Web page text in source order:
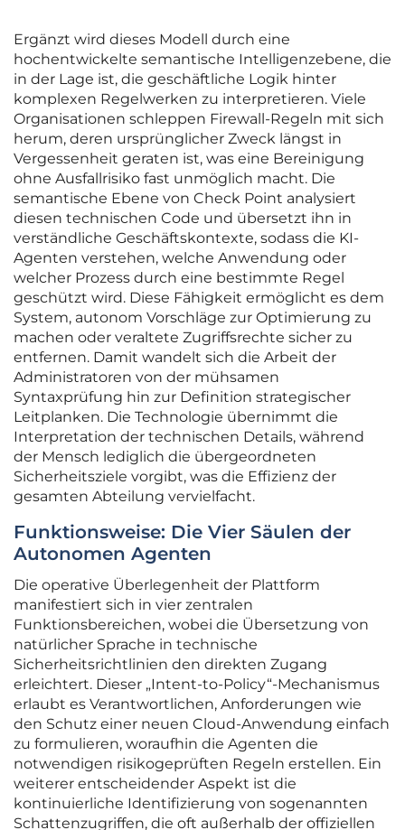
Ergänzt wird dieses Modell durch eine
hochentwickelte semantische Intelligenzebene, die
in der Lage ist, die geschäftliche Logik hinter
komplexen Regelwerken zu interpretieren. Viele
Organisationen schleppen Firewall-Regeln mit sich
herum, deren ursprünglicher Zweck längst in
Vergessenheit geraten ist, was eine Bereinigung
ohne Ausfallrisiko fast unmöglich macht. Die
semantische Ebene von Check Point analysiert
diesen technischen Code und übersetzt ihn in
verständliche Geschäftskontexte, sodass die KI-
Agenten verstehen, welche Anwendung oder
welcher Prozess durch eine bestimmte Regel
geschützt wird. Diese Fähigkeit ermöglicht es dem
System, autonom Vorschläge zur Optimierung zu
machen oder veraltete Zugriffsrechte sicher zu
entfernen. Damit wandelt sich die Arbeit der
Administratoren von der mühsamen
Syntaxprüfung hin zur Definition strategischer
Leitplanken. Die Technologie übernimmt die
Interpretation der technischen Details, während
der Mensch lediglich die übergeordneten
Sicherheitsziele vorgibt, was die Effizienz der
gesamten Abteilung vervielfacht.
Funktionsweise: Die Vier Säulen der
Autonomen Agenten
Die operative Überlegenheit der Plattform
manifestiert sich in vier zentralen
Funktionsbereichen, wobei die Übersetzung von
natürlicher Sprache in technische
Sicherheitsrichtlinien den direkten Zugang
erleichtert. Dieser „Intent-to-Policy“-Mechanismus
erlaubt es Verantwortlichen, Anforderungen wie
den Schutz einer neuen Cloud-Anwendung einfach
zu formulieren, woraufhin die Agenten die
notwendigen risikogeprüften Regeln erstellen. Ein
weiterer entscheidender Aspekt ist die
kontinuierliche Identifizierung von sogenannten
Schattenzugriffen, die oft außerhalb der offiziellen